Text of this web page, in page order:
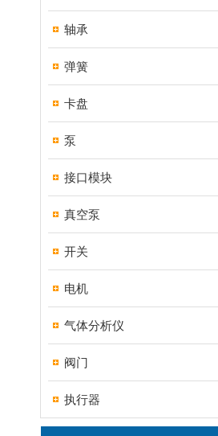
轴承
弹簧
卡盘
泵
接口模块
真空泵
开关
电机
气体分析仪
阀门
执行器